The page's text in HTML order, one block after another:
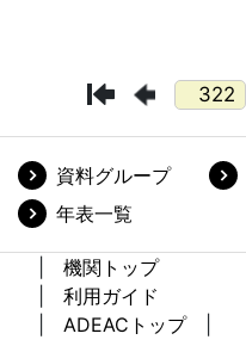
資料グループ
年表一覧
機関トップ
利用ガイド
ADEACトップ